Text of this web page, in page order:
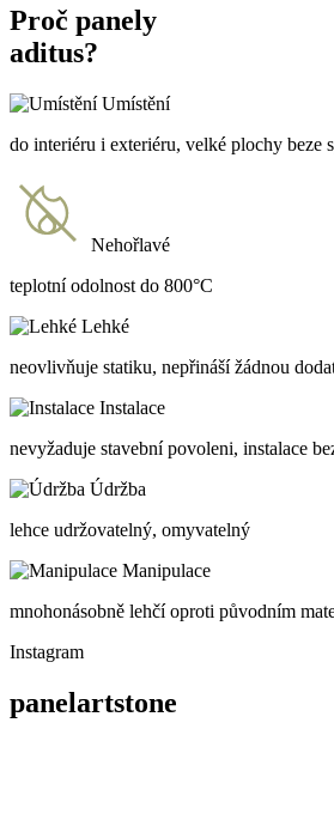
Proč panely
aditus?
Umístění
do interiéru i exteriéru, velké plochy beze
Nehořlavé
teplotní odolnost do 800°C
Lehké
neovlivňuje statiku, nepřináší žádnou
Instalace
nevyžaduje stavební povoleni, instalace
Údržba
lehce udržovatelný, omyvatelný
Manipulace
mnohonásobně lehčí oproti původním
Instagram
panelartstone